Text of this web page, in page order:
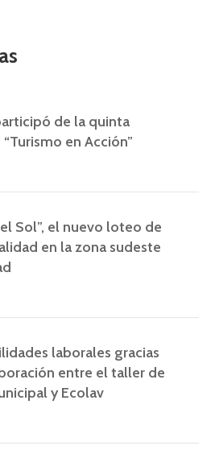
de la quinta
en Acción”
Sol”, el nuevo loteo de
en la zona sudeste
laborales gracias
entre el taller de
y Ecolav